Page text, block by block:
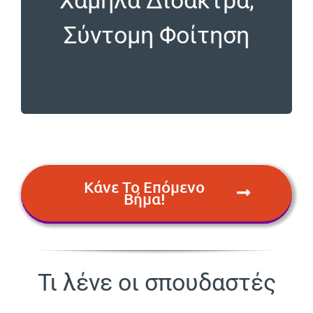
Σύντομη Φοίτηση
φοίτηση
Κάνε Το Επόμενο
Βήμα!
Τι λένε οι σπουδαστές